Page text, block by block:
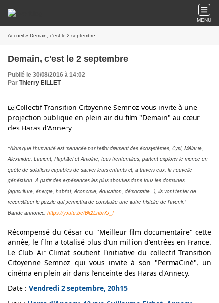
MENU
Accueil » Demain, c'est le 2 septembre
Demain, c'est le 2 septembre
Publié le 30/08/2016 à 14:02
Par Thierry BILLET
LeCollectif Transition Citoyenne Semnoz vous invite à une
projection publique en plein air du film "Demain" au cœur
des Haras d'Annecy.
"Alors que l’humanité est menacée par l’effondrement des écosystèmes, Cyril, Mélanie,
Alexandre, Laurent, Raphäel et Antoine, tous trentenaires, partent explorer le monde en
quête de solutions capables de sauver leurs enfants et, à travers eux, la nouvelle
génération. A partir des expériences les plus abouties dans tous les domaines
(agriculture, énergie, habitat, économie, éducation, démocratie...), ils vont tenter de
reconstituer le puzzle qui permettra de construire une autre histoire de l’avenir."
Bande annonce: https://youtu.be/Bk2LnbrXx_I
Récompensé du César du "Meilleur film documentaire" cette
année, le film a totalisé plus d'un million d'entrées en France.
Le Club Air Climat soutient l'initiative du collectif Transition
Citoyenne Semnoz qui vous invite à son "PermaCiné", un
cinéma en plein air dans l’enceinte des Haras d'Annecy.
Date : Vendredi 2 septembre, 20h15